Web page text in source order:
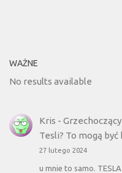
WAŻNE
No results available
Kris -
Tesli? To mogą
27 lutego 2024
u mnie to samo.